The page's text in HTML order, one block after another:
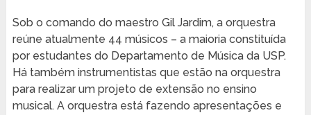
Sob o comando do maestro Gil Jardim, a orquestra
reúne atualmente 44 músicos – a maioria constituída
por estudantes do Departamento de Música da USP.
Há também instrumentistas que estão na orquestra
para realizar um projeto de extensão no ensino
musical. A orquestra está fazendo apresentações e